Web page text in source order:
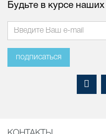
Будьте в курсе
подписаться